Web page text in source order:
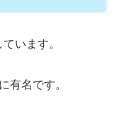
います。
有名です。